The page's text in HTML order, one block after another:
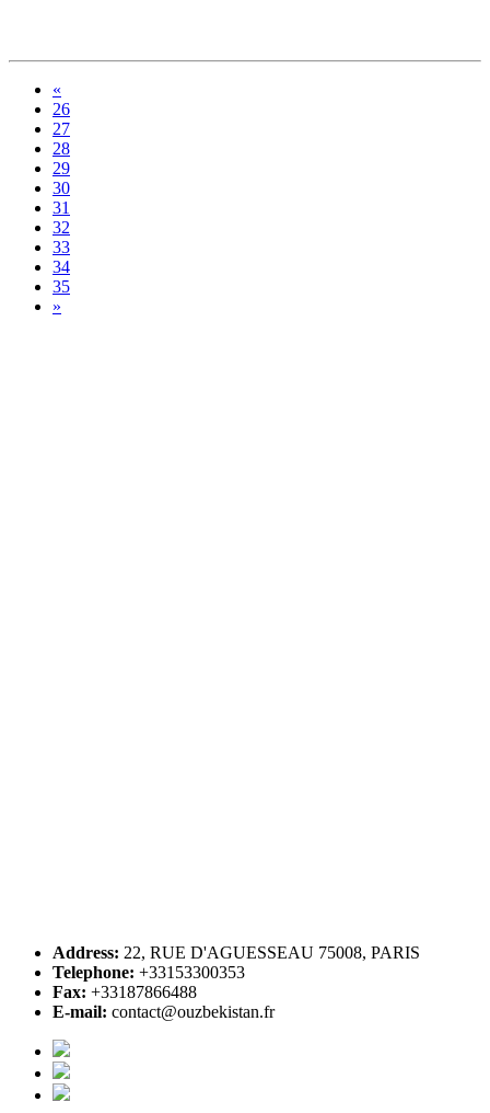
«
26
27
28
29
30
31
32
33
34
35
»
Address: 22, RUE D'AGUESSEAU 75008, PARIS
Telephone: +33153300353
Fax: +33187866488
E-mail: contact@ouzbekistan.fr